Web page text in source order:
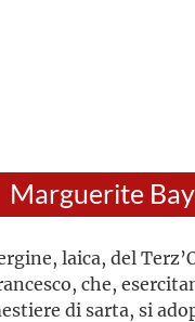
Marguerite
laica, del
che,
di sarta, si